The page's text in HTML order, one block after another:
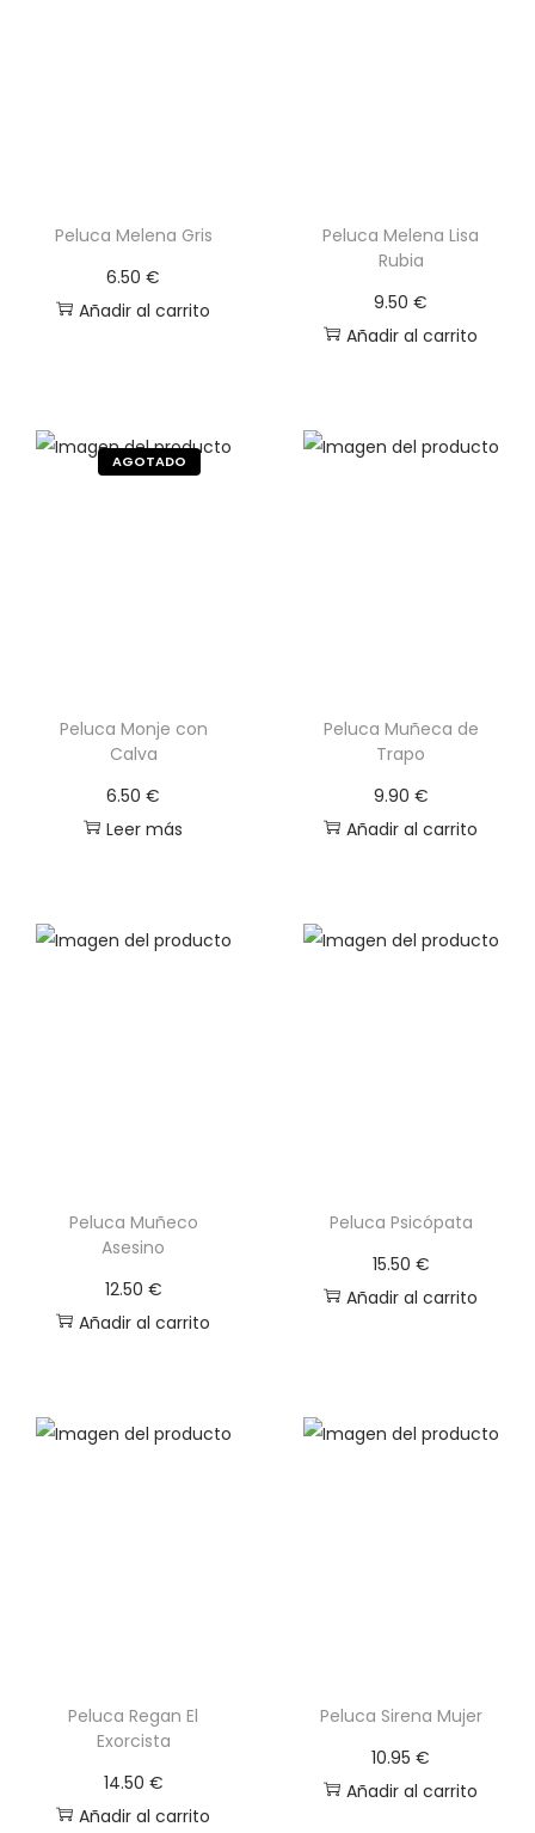
Peluca Melena Gris
6.50€
Añadir al carrito
Peluca Melena Lisa
Rubia
9.50€
Añadir al carrito
Peluca Monje con
Calva
6.50€
Leer más
Peluca Muñeca de
Trapo
9.90 €
Añadir al carrito
Peluca Muñeco
Asesino
12.50 €
Añadir al carrito
Peluca Psicópata
15.50 €
Añadir al carrito
Peluca Regan El
Exorcista
14.50 €
Añadir al carrito
Peluca Sirena Mujer
10.95€
Añadir al carrito